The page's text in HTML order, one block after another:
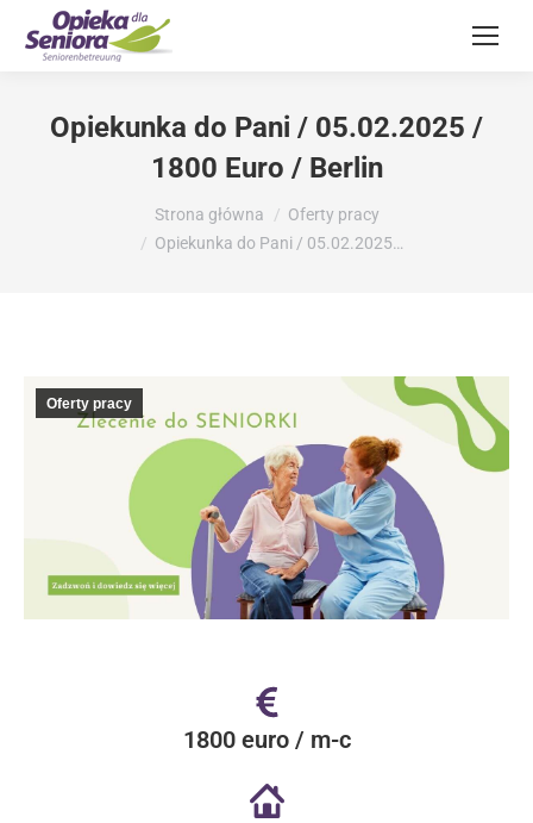
Opiekunka do Pani / 05.02.2025 /
1800 Euro / Berlin
Strona główna
Oferty pracy
Opiekunka do Pani / 05.02.2025…
Oferty pracy
1800 euro / m-c